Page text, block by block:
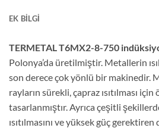
EK BILGI
TERMETAL T6MX2-8-750
Polonya’da üretilmiştir. Metallerin
son derece çok yönlü bir makinedir.
rayların sürekli, çapraz ısıtılması
tasarlanmıştır. Ayrıca çeşitli
ısıtılmasını ve yüksek güç